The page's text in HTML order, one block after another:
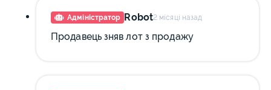
Адміністратор Robot2 місяці назад
Продавець зняв лот з продажу